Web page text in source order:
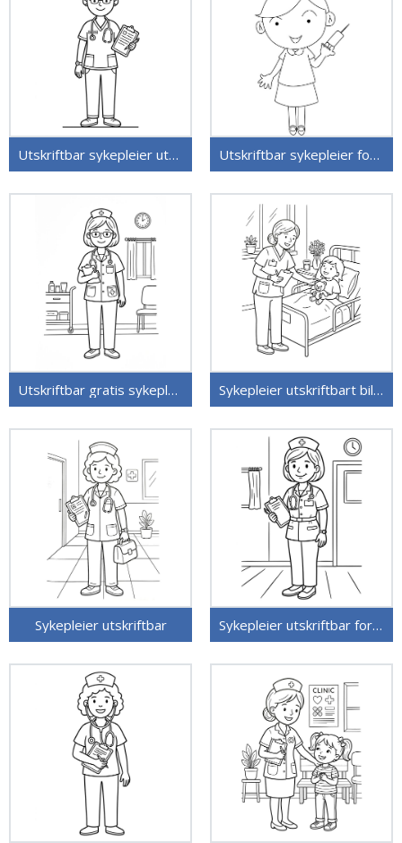
Utskriftbar sykepleier uten kostnad Utskriftbar sykepleier for barn
Utskriftbar gratis sykepleier Sykepleier utskriftbart bilde
Sykepleier utskriftbar Sykepleier utskriftbar for barn